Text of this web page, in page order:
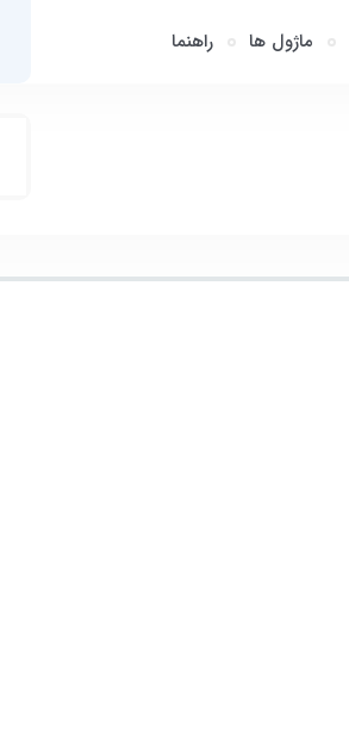
ماژول ها راهنما